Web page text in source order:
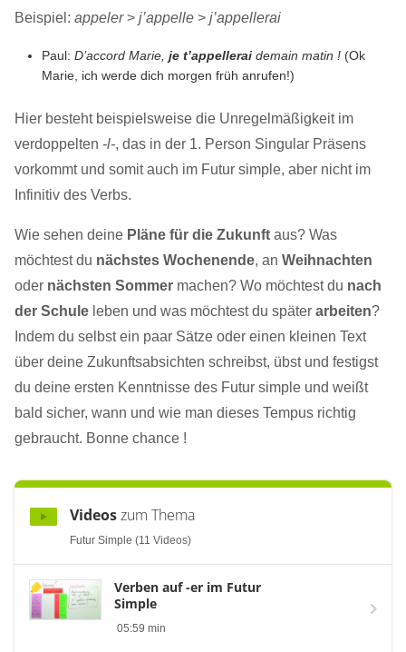
Beispiel: appeler> j’appelle > j’appellerai
Paul: D’accord Marie, je t’appellerai demain matin ! (Ok
Marie, ich werde dich morgen früh anrufen!)
Hier besteht beispielsweise die Unregelmäßigkeit im
verdoppelten -l-, das in der 1. Person Singular Präsens
vorkommt und somit auch im Futur simple, aber nicht im
Infinitiv des Verbs.
Wie sehen deine Pläne für die Zukunft aus? Was
möchtest du nächstes Wochenende, an Weihnachten
oder nächsten Sommer machen? Wo möchtest du nach
der Schule leben und was möchtest du später arbeiten?
Indem du selbst ein paar Sätze oder einen kleinen Text
über deine Zukunftsabsichten schreibst, übst und festigst
du deine ersten Kenntnisse des Futur simple und weißt
bald sicher, wann und wie man dieses Tempus richtig
gebraucht. Bonne chance !
Videoszum Thema
Futur Simple (11 Videos)
Verben auf -er im Futur
Simple
05:59 min